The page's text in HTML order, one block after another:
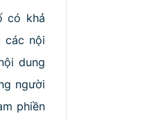
có khả
các nội
dung
người
phiền